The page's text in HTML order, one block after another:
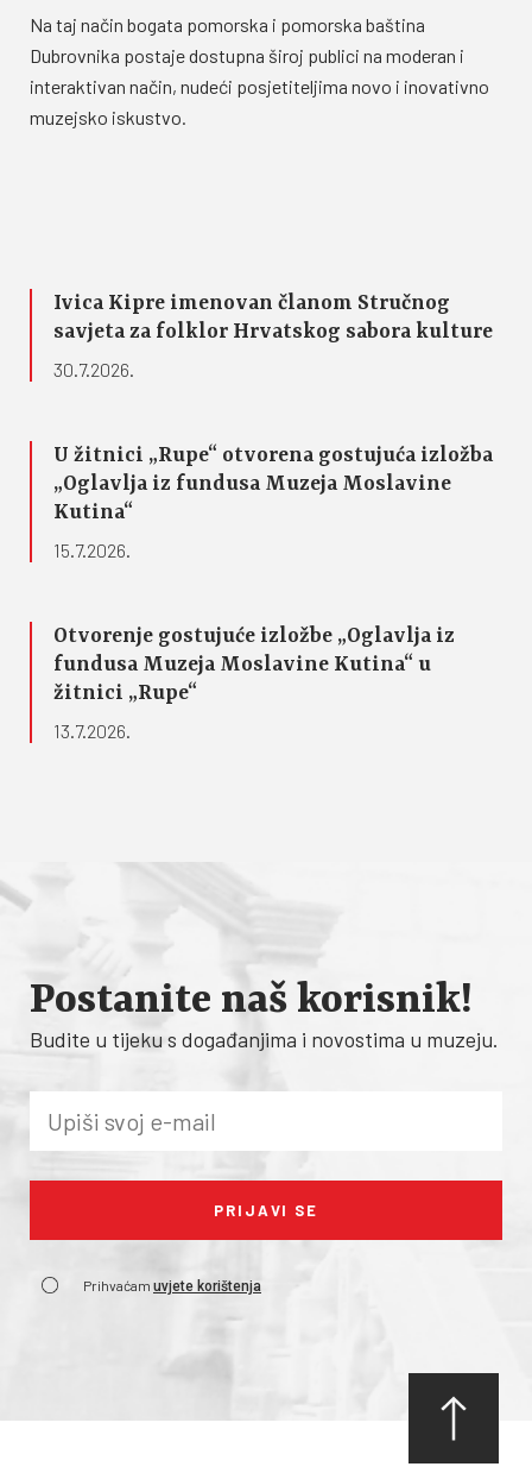
Na taj način bogata pomorska i pomorska baština
Dubrovnika postaje dostupna široj publici na moderan i
interaktivan način, nudeći posjetiteljima novo i inovativno
muzejsko iskustvo.
Ivica Kipre imenovan članom Stručnog
savjeta za folklor Hrvatskog sabora kulture
30.7.2026.
U žitnici „Rupe“ otvorena gostujuća izložba
„Oglavlja iz fundusa Muzeja Moslavine
Kutina“
15.7.2026.
Otvorenje gostujuće izložbe „Oglavlja iz
fundusa Muzeja Moslavine Kutina“ u
žitnici „Rupe“
13.7.2026.
Postanite naš korisnik!
Budite u tijeku s događanjima i novostima u muzeju.
Prihvaćam uvjete korištenja